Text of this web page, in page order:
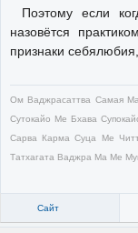
Поэтому если
назовётся
признаки
Ом Ваджрасаттва Самая
Сутокайо Ме Бхава
Сарва Карма Суца Ме
Татхагата Ваджра Ма Ме
Сайт